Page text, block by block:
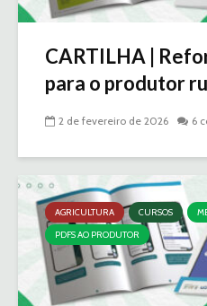
CARTILHA |
para o produtor
2 de fevereiro de 2026 6
AGRICULTURA CURSOS
PDFS AO PRODUTOR